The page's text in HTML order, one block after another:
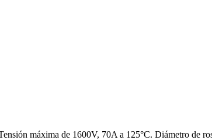
máxima de 1600V, 70A a 125°C. Diámetro de